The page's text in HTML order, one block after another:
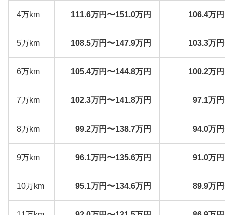
4万km 111.6万円〜151.0万円 106.4万
5万km 108.5万円〜147.9万円 103.3万
6万km 105.4万円〜144.8万円 100.2万
7万km 102.3万円〜141.8万円 97.1万
8万km 99.2万円〜138.7万円 94.0万
9万km 96.1万円〜135.6万円 91.0万
10万km 95.1万円〜134.6万円 89.9万